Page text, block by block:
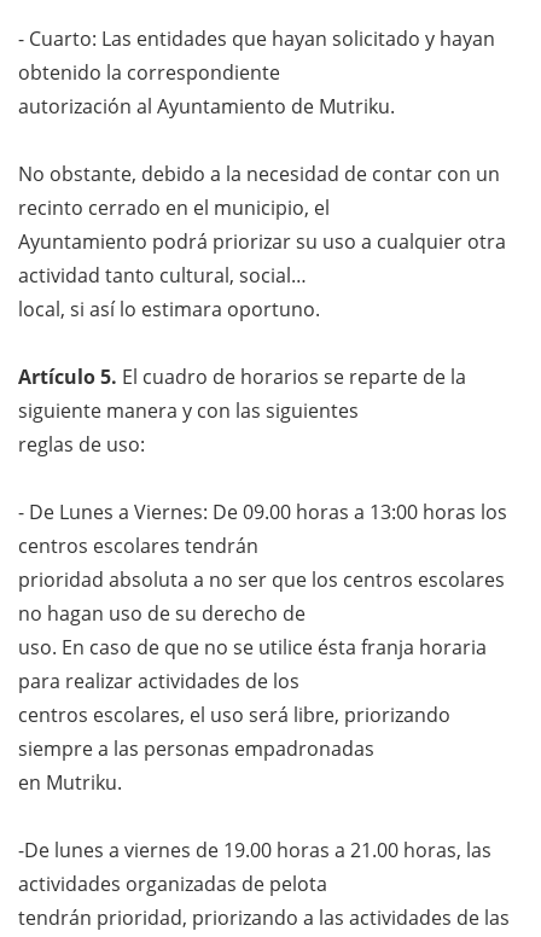
- Cuarto: Las entidades que hayan solicitado y hayan
obtenido la correspondiente
autorización al Ayuntamiento de Mutriku.
No obstante, debido a la necesidad de contar con un
recinto cerrado en el municipio, el
Ayuntamiento podrá priorizar su uso a cualquier otra
actividad tanto cultural, social…
local, si así lo estimara oportuno.
Artículo 5. El cuadro de horarios se reparte de la
siguiente manera y con las siguientes
reglas de uso:
- De Lunes a Viernes: De 09.00 horas a 13:00 horas los
centros escolares tendrán
prioridad absoluta a no ser que los centros escolares
no hagan uso de su derecho de
uso. En caso de que no se utilice ésta franja horaria
para realizar actividades de los
centros escolares, el uso será libre, priorizando
siempre a las personas empadronadas
en Mutriku.
-De lunes a viernes de 19.00 horas a 21.00 horas, las
actividades organizadas de pelota
tendrán prioridad, priorizando a las actividades de las